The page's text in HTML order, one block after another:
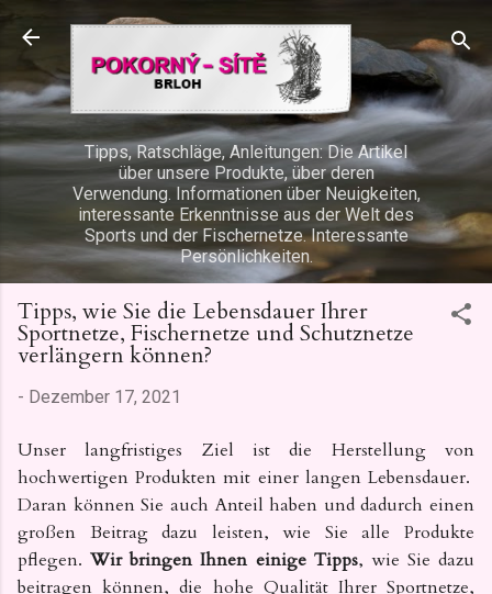
Direkt zum Hauptbereich
Tipps, Ratschläge, Anleitungen: Die Artikel
über unsere Produkte, über deren
Verwendung. Informationen über Neuigkeiten,
interessante Erkenntnisse aus der Welt des
Sports und der Fischernetze. Interessante
Persönlichkeiten.
Tipps, wie Sie die Lebensdauer Ihrer
Sportnetze, Fischernetze und Schutznetze
verlängern können?
- Dezember 17, 2021
Unser langfristiges Ziel ist die Herstellung von
hochwertigen Produkten mit einer langen Lebensdauer.
Daran können Sie auch Anteil haben und dadurch einen
großen Beitrag dazu leisten, wie Sie alle Produkte
pflegen.Wir bringen Ihnen einige Tipps, wie Sie dazu
beitragen können, die hohe Qualität Ihrer Sportnetze,